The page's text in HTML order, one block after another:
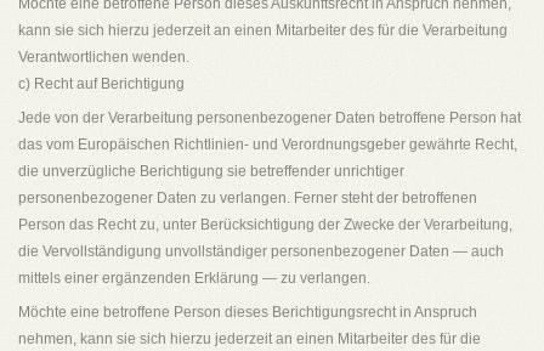
Möchte eine betroffene Person dieses Auskunftsrecht in Anspruch nehmen,
kann sie sich hierzu jederzeit an einen Mitarbeiter des für die Verarbeitung
Verantwortlichen wenden.
c) Recht auf Berichtigung
Jede von der Verarbeitung personenbezogener Daten betroffene Person hat
das vom Europäischen Richtlinien- und Verordnungsgeber gewährte Recht,
die unverzügliche Berichtigung sie betreffender unrichtiger
personenbezogener Daten zu verlangen. Ferner steht der betroffenen
Person das Recht zu, unter Berücksichtigung der Zwecke der Verarbeitung,
die Vervollständigung unvollständiger personenbezogener Daten — auch
mittels einer ergänzenden Erklärung — zu verlangen.
Möchte eine betroffene Person dieses Berichtigungsrecht in Anspruch
nehmen, kann sie sich hierzu jederzeit an einen Mitarbeiter des für die